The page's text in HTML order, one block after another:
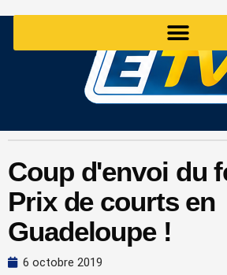
Coup d'envoi du
Prix de courts en
Guadeloupe !
6 octobre 2019